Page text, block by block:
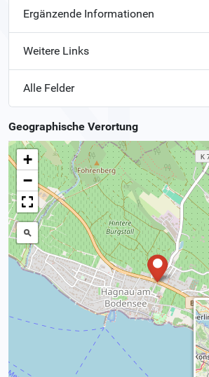
Ergänzende Informationen
Weitere Links
Alle Felder
Geographische Verortung
+
−